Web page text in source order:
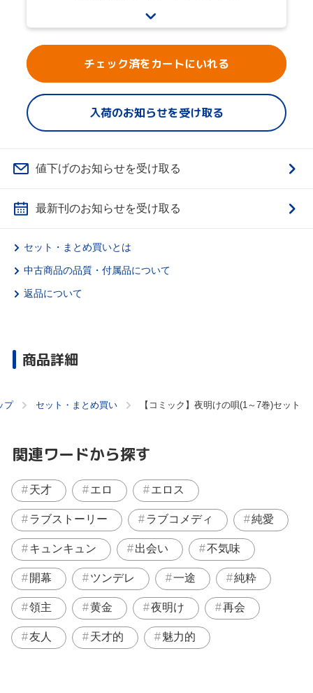
チェック済をカートにいれる
入荷のお知らせを受け取る
値下げのお知らせを受け取る
最新刊のお知らせを受け取る
セット・まとめ買いとは
中古商品の品質・付属品について
返品について
商品詳細
プ セット・まとめ買い 【コミック】夜明けの唄(1～7巻)セット
関連ワードから探す
天才 エロ エロス
ラブストーリー ラブコメディ 純愛
キュンキュン 出会い 不気味
開幕 ツンデレ 一途 純粋
領主 黄金 夜明け 再会
友人 天才的 魅力的